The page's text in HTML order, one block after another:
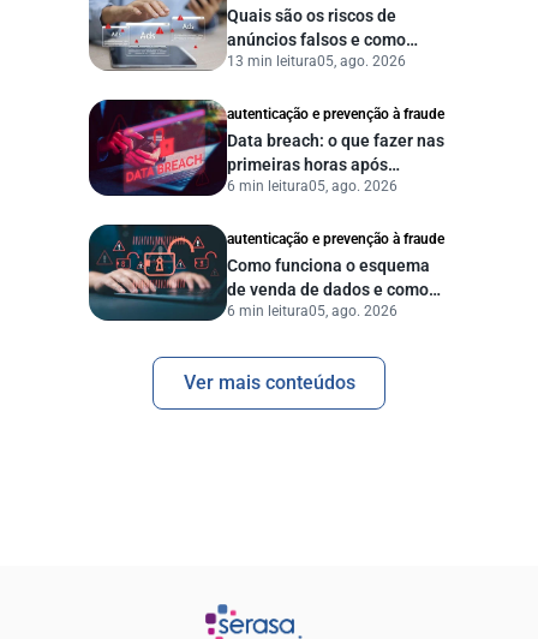
Quais são os riscos de
anúncios falsos e como
proteger seu negócio?
13 min leitura05, ago. 2026
autenticação e prevenção à fraude
Data breach: o que fazer nas
primeiras horas após
vazamento de dados?
6 min leitura05, ago. 2026
autenticação e prevenção à fraude
Como funciona o esquema
de venda de dados e como
proteger sua empresa?
6 min leitura05, ago. 2026
Ver mais conteúdos